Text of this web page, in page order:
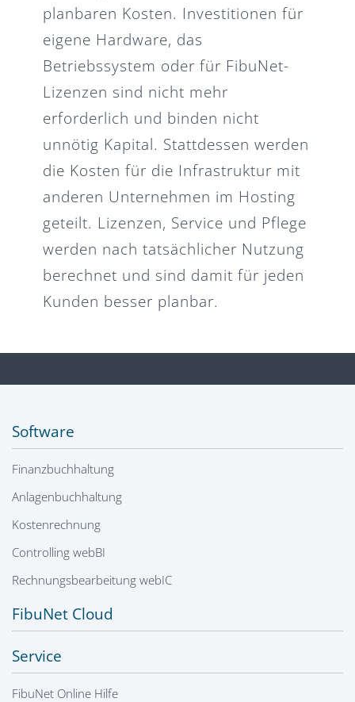
planbaren Kosten. Investitionen für
eigene Hardware, das
Betriebssystem oder für FibuNet-
Lizenzen sind nicht mehr
erforderlich und binden nicht
unnötig Kapital. Stattdessen werden
die Kosten für die Infrastruktur mit
anderen Unternehmen im Hosting
geteilt. Lizenzen, Service und Pflege
werden nach tatsächlicher Nutzung
berechnet und sind damit für jeden
Kunden besser planbar.
Software
Finanzbuchhaltung
Anlagenbuchhaltung
Kostenrechnung
Controlling webBI
Rechnungsbearbeitung webIC
FibuNet Cloud
Service
FibuNet Online Hilfe